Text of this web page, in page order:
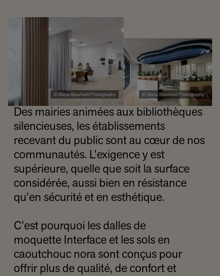
© Alana Blowfield Photography © Alana Blowfield Photography
Des mairies animées aux bibliothèques
silencieuses, les établissements
recevant du public sont au cœur de nos
communautés. L’exigence y est
supérieure, quelle que soit la surface
considérée, aussi bien en résistance
qu’en sécurité et en esthétique.
C’est pourquoi les dalles de
moquette Interface et les sols en
caoutchouc nora sont conçus pour
offrir plus de qualité, de confort et